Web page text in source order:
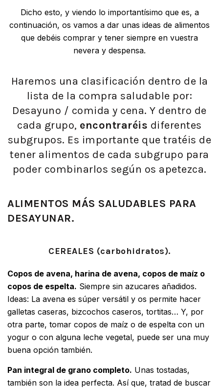
Dicho esto, y viendo lo importantísimo que es, a
continuación, os vamos a dar unas ideas de alimentos
que debéis comprar y tener siempre en vuestra
nevera y despensa.
Haremos una clasificación dentro de la
lista de la compra saludable por:
Desayuno / comida y cena. Y dentro de
cada grupo, encontraréis diferentes
subgrupos. Es importante que tratéis de
tener alimentos de cada subgrupo para
poder combinarlos según os apetezca.
ALIMENTOS MÁS SALUDABLES PARA
DESAYUNAR.
CEREALES (carbohidratos).
Copos de avena, harina de avena, copos de maíz o
copos de espelta. Siempre sin azucares añadidos.
Ideas: La avena es súper versátil y os permite hacer
galletas caseras, bizcochos caseros, tortitas… Y, por
otra parte, tomar copos de maíz o de espelta con un
yogur o con alguna leche vegetal, puede ser una muy
buena opción también.
Pan integral de grano completo. Unas tostadas,
también son la idea perfecta. Así que, tratad de buscar